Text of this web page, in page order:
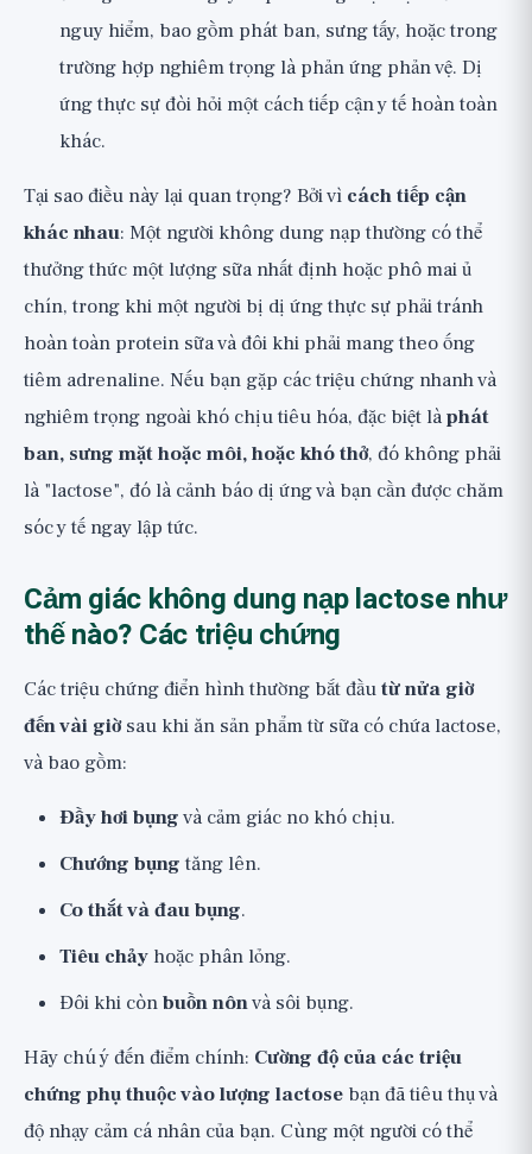
nguy hiểm, bao gồm phát ban, sưng tấy, hoặc trong
trường hợp nghiêm trọng là phản ứng phản vệ. Dị
ứng thực sự đòi hỏi một cách tiếp cận y tế hoàn toàn
khác.
Tại sao điều này lại quan trọng? Bởi vì cách tiếp cận
khác nhau: Một người không dung nạp thường có thể
thưởng thức một lượng sữa nhất định hoặc phô mai ủ
chín, trong khi một người bị dị ứng thực sự phải tránh
hoàn toàn protein sữa và đôi khi phải mang theo ống
tiêm adrenaline. Nếu bạn gặp các triệu chứng nhanh và
nghiêm trọng ngoài khó chịu tiêu hóa, đặc biệt làphát
ban, sưng mặt hoặc môi, hoặc khó thở, đó không phải
là "lactose", đó là cảnh báo dị ứng và bạn cần được chăm
sóc y tế ngay lập tức.
Cảm giác không dung nạp lactose như
thế nào? Các triệu chứng
Các triệu chứng điển hình thường bắt đầutừ nửa giờ
đến vài giờsau khi ăn sản phẩm từ sữa có chứa lactose,
và bao gồm:
Đầy hơi bụngvà cảm giác no khó chịu.
Chướng bụngtăng lên.
Co thắt và đau bụng.
Tiêu chảy hoặc phân lỏng.
Đôi khi cònbuồn nônvà sôi bụng.
Hãy chú ý đến điểm chính: Cường độ của các triệu
chứng phụ thuộc vào lượng lactose bạn đã tiêu thụ và
độ nhạy cảm cá nhân của bạn. Cùng một người có thể